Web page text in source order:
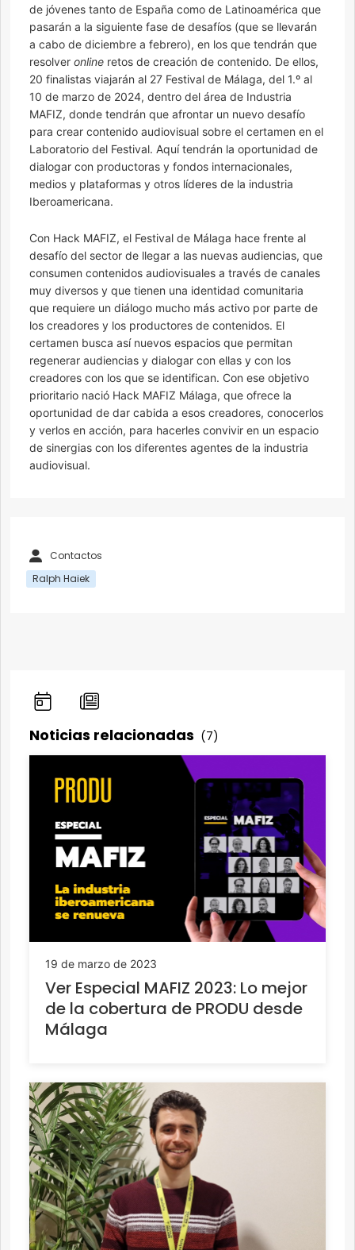
de jóvenes tanto de España como de Latinoamérica que
pasarán a la siguiente fase de desafíos (que se llevarán
a cabo de diciembre a febrero), en los que tendrán que
resolver online retos de creación de contenido. De ellos,
20 finalistas viajarán al 27 Festival de Málaga, del 1.º al
10 de marzo de 2024, dentro del área de Industria
MAFIZ, donde tendrán que afrontar un nuevo desafío
para crear contenido audiovisual sobre el certamen en el
Laboratorio del Festival. Aquí tendrán la oportunidad de
dialogar con productoras y fondos internacionales,
medios y plataformas y otros líderes de la industria
Iberoamericana.
Con Hack MAFIZ, el Festival de Málaga hace frente al
desafío del sector de llegar a las nuevas audiencias, que
consumen contenidos audiovisuales a través de canales
muy diversos y que tienen una identidad comunitaria
que requiere un diálogo mucho más activo por parte de
los creadores y los productores de contenidos. El
certamen busca así nuevos espacios que permitan
regenerar audiencias y dialogar con ellas y con los
creadores con los que se identifican. Con ese objetivo
prioritario nació Hack MAFIZ Málaga, que ofrece la
oportunidad de dar cabida a esos creadores, conocerlos
y verlos en acción, para hacerles convivir en un espacio
de sinergias con los diferentes agentes de la industria
audiovisual.
Contactos
Ralph Haiek
Noticias relacionadas (7)
19 de marzo de 2023
Ver Especial MAFIZ 2023: Lo mejor
de la cobertura de PRODU desde
Málaga